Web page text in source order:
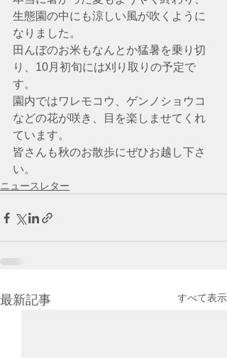
生態園の中にも涼しい風が吹くように
なりました。
田んぼのお米もなんとか猛暑を乗り切
り、10月初旬には刈り取りの予定で
す。
園内ではワレモコウ、ゲンノショウコ
などの花が咲き、目を楽しませてくれ
ています。
皆さんも秋のお散歩にぜひお越し下さ
い。
ニュースレター
最新記事 すべて表示